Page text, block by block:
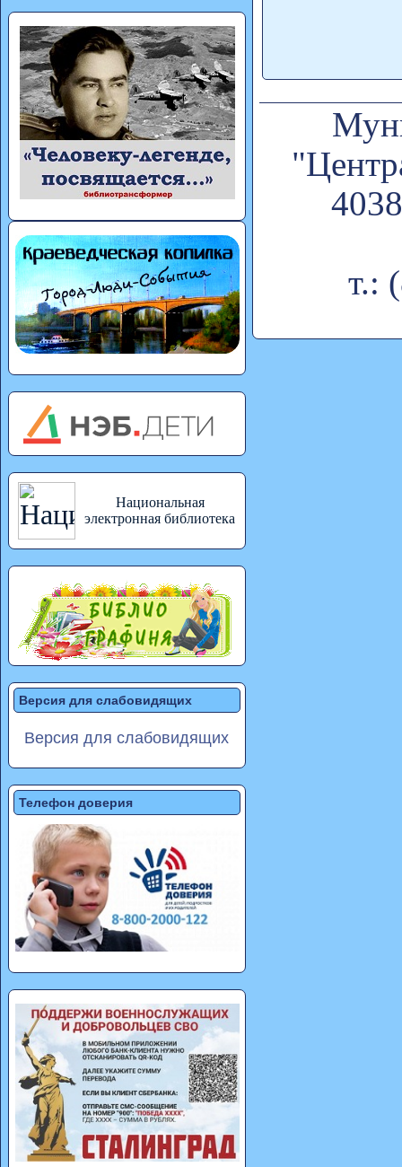
Национальная
электронная библиотека
Версия для слабовидящих
Версия для слабовидящих
Телефон доверия
т.: